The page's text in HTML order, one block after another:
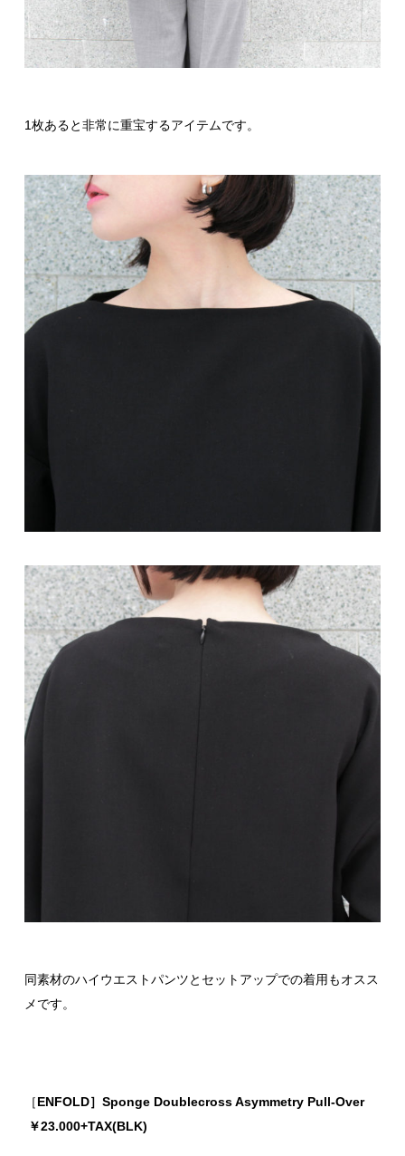
1枚あると非常に重宝するアイテムです。
同素材のハイウエストパンツとセットアップでの着用もオスス
メです。
［ENFOLD］Sponge Doublecross Asymmetry Pull-Over
￥23.000+TAX(BLK)